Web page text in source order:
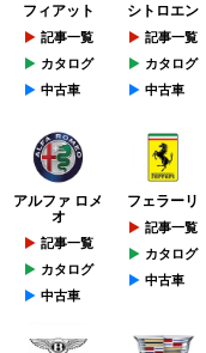
フィアット
記事一覧
カタログ
中古車
シトロエン
記事一覧
カタログ
中古車
アルファ ロメ
オ
記事一覧
カタログ
中古車
フェラーリ
記事一覧
カタログ
中古車